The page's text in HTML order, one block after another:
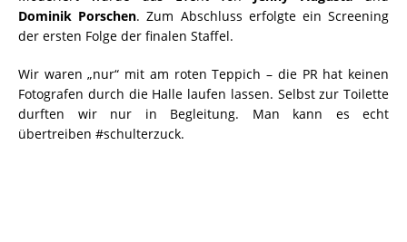
Dominik Porschen. Zum Abschluss erfolgte ein Screening
der ersten Folge der finalen Staffel.
Wir waren „nur“ mit am roten Teppich – die PR hat keinen
Fotografen durch die Halle laufen lassen. Selbst zur Toilette
durften wir nur in Begleitung. Man kann es echt
übertreiben #schulterzuck.